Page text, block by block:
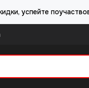
успейте